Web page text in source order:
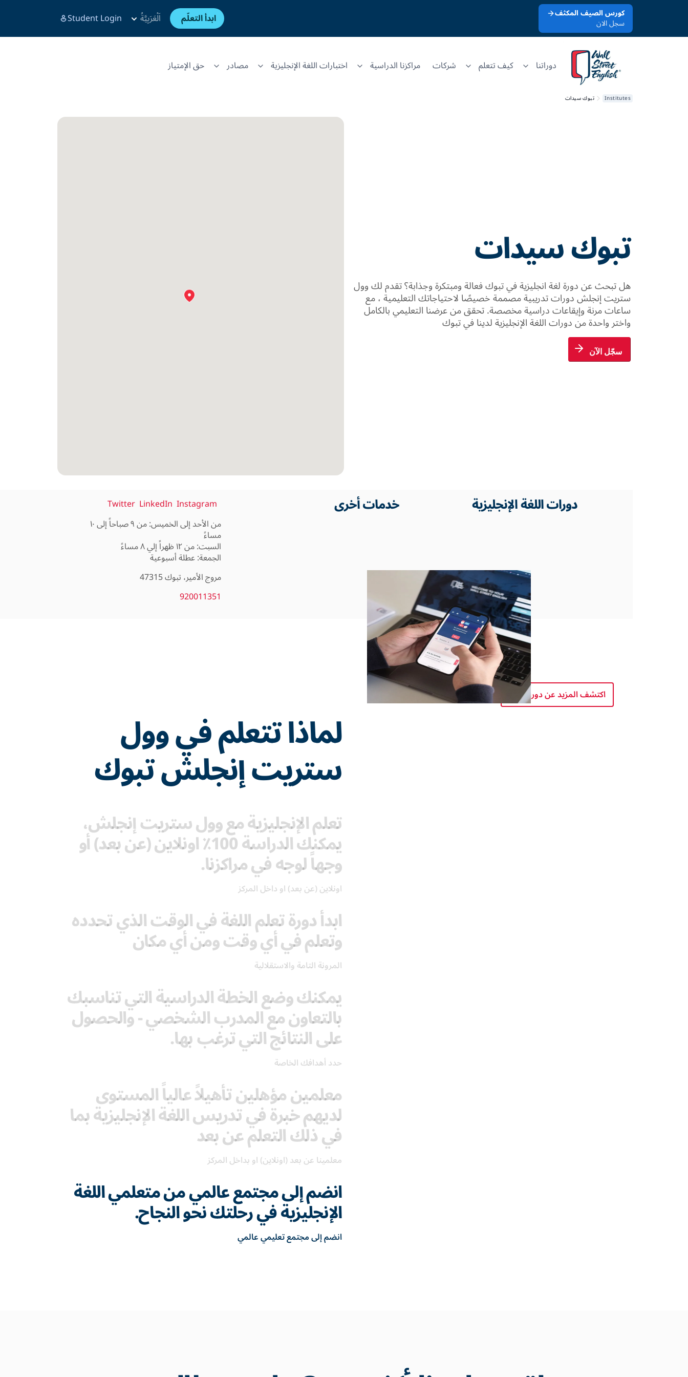
كورس الصيف المكثف
سجل الان ابدأ التعلّم اَلْعَرَبِيَّةُ Student Login
دوراتنا كيف تتعلم شركات مراكزنا الدراسية اختبارات اللغة الإنجليزية مصادر حق الإمتياز
Institutes تبوك سيدات
تبوك سيدات
هل تبحث عن دورة لغة انجليزية في تبوك فعالة ومبتكرة وجذابة؟ تقدم لك وول
ستريت إنجلش دورات تدريبية مصممة خصيصًا لاحتياجاتك التعليمية ، مع
ساعات مرنة وإيقاعات دراسية مخصصة. تحقق من عرضنا التعليمي بالكامل
واختر واحدة من دورات اللغة الإنجليزية لدينا في تبوك
سجّل الآن
دورات اللغة الإنجليزية خدمات أخرى Instagram
LinkedIn
Twitter
من الأحد إلى الخميس: من ٩ صباحاً إلى ١٠
الجمعة: عطلة أسبوعية
مروج الأمير، تبوك 47315
920011351
اكتشف المزيد عن دوراتنا
لماذا تتعلم في وول
ستريت إنجلش تبوك
تعلم الإنجليزية مع وول ستريت إنجلش،
يمكنك الدراسة 100٪ اونلاين (عن بعد) أو
وجهاً لوجه في مراكزنا.
اونلاين (عن بعد) او داخل المركز
ابدأ دورة تعلم اللغة في الوقت الذي تحدده
وتعلم في أي وقت ومن أي مكان
المرونة التامة والاستقلالية
يمكنك وضع الخطة الدراسية التي تناسبك
بالتعاون مع المدرب الشخصي - والحصول
على النتائج التي ترغب بها.
حدد أهدافك الخاصة
معلمين مؤهلين تأهيلاً عالياً المستوى
لديهم خبرة في تدريس اللغة الإنجليزية بما
في ذلك التعلم عن بعد
معلمينا عن بعد (اونلاين) او بداخل المركز
انضم إلى مجتمع عالمي من متعلمي اللغة
الإنجليزية في رحلتك نحو النجاح.
انضم إلى مجتمع تعليمي عالمي